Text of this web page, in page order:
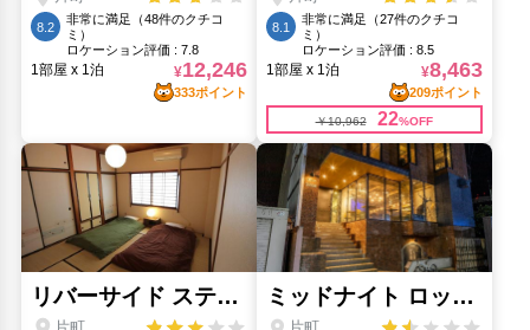
鼓門(2.06km)